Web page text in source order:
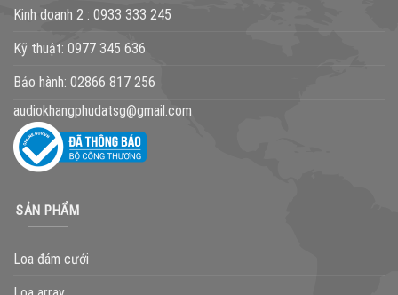
Kinh doanh 2 : 0933 333 245
Kỹ thuật: 0977 345 636
Bảo hành: 02866 817 256
audiokhangphudatsg@gmail.com
SẢN PHẨM
Loa đám cưới